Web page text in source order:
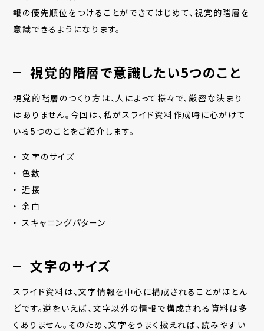
報の優先順位をつけることができてはじめて、視覚的階層を
意識できるようになります。
視覚的階層で意識したい5つのこと
視覚的階層のつくり方は、人によって様々で、厳密な決まり
はありません。今回は、私がスライド資料作成時に心がけて
いる5つのことをご紹介します。
文字のサイズ
色数
近接
余白
スキャニングパターン
文字のサイズ
スライド資料は、文字情報を中心に構成されることがほとん
どです。逆をいえば、文字以外の情報で構成される資料は多
くありません。そのため、文字をうまく扱えれば、読みやすい